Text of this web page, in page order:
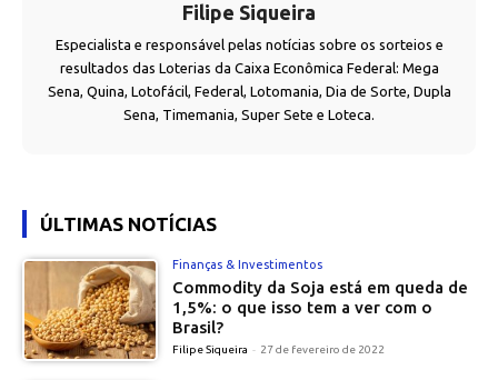
Filipe Siqueira
Especialista e responsável pelas notícias sobre os sorteios e
resultados das Loterias da Caixa Econômica Federal: Mega
Sena, Quina, Lotofácil, Federal, Lotomania, Dia de Sorte, Dupla
Sena, Timemania, Super Sete e Loteca.
ÚLTIMAS NOTÍCIAS
Finanças & Investimentos
Commodity da Soja está em queda de
1,5%: o que isso tem a ver com o
Brasil?
Filipe Siqueira - 27 de fevereiro de 2022